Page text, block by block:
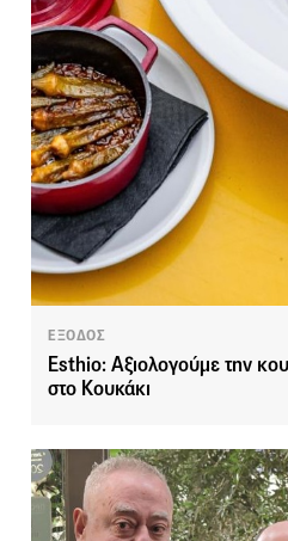
ΕΞΟΔΟΣ
Esthio: Αξιολογούμε την
στο Κουκάκι